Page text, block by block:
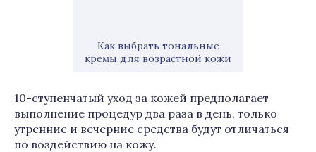
Как выбрать тональные
кремы для возрастной кожи
10-ступенчатый уход за кожей предполагает
выполнение процедур два раза в день, только
утренние и вечерние средства будут отличаться
по воздействию на кожу.